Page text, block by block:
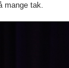
mange tak.